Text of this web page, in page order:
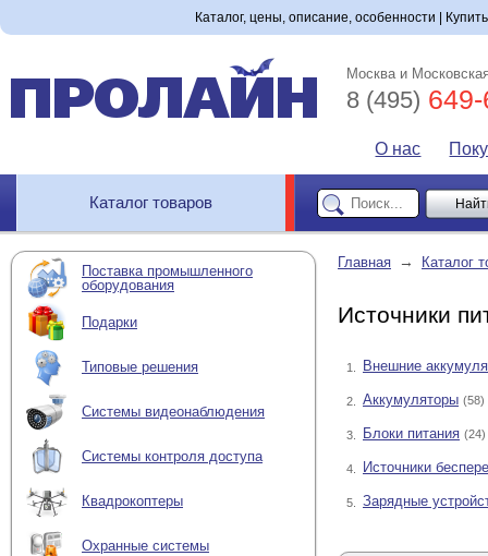
Каталог, цены, описание, особенности |
Москва и
8 (495)
О нас
Каталог товаров
Поставка промышленного
оборудования
Подарки
Типовые решения
Системы видеонаблюдения
Системы контроля доступа
Квадрокоптеры
Охранные системы
Главная → Каталог
Источники
1. Внешние
2. Аккумуляторы (58)
3. Блоки питания (24)
4. Источники
5. Зарядные